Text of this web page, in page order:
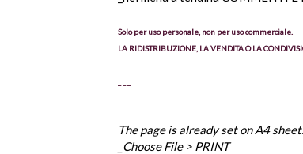
Solo per uso personale, non per uso commerciale.
LA RIDISTRIBUZIONE, LA VENDITA O LA
The page is already set on A4
_Choose File > PRINT